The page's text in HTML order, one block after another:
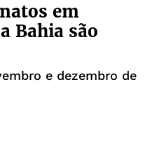
em
Bahia são
e dezembro de